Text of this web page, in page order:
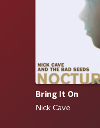
Bring It On
Nick Cave